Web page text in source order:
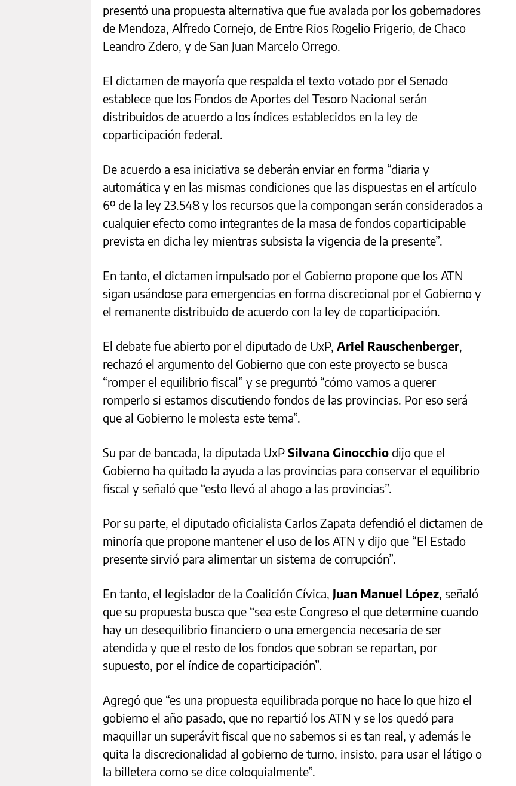
presentó una propuesta alternativa que fue avalada por los gobernadores
de Mendoza, Alfredo Cornejo, de Entre Rios Rogelio Frigerio, de Chaco
Leandro Zdero, y de San Juan Marcelo Orrego.
El dictamen de mayoría que respalda el texto votado por el Senado
establece que los Fondos de Aportes del Tesoro Nacional serán
distribuidos de acuerdo a los índices establecidos en la ley de
coparticipación federal.
De acuerdo a esa iniciativa se deberán enviar en forma “diaria y
automática y en las mismas condiciones que las dispuestas en el artículo
6º de la ley 23.548 y los recursos que la compongan serán considerados a
cualquier efecto como integrantes de la masa de fondos coparticipable
prevista en dicha ley mientras subsista la vigencia de la presente”.
En tanto, el dictamen impulsado por el Gobierno propone que los ATN
sigan usándose para emergencias en forma discrecional por el Gobierno y
el remanente distribuido de acuerdo con la ley de coparticipación.
El debate fue abierto por el diputado de UxP, Ariel Rauschenberger,
rechazó el argumento del Gobierno que con este proyecto se busca
“romper el equilibrio fiscal” y se preguntó “cómo vamos a querer
romperlo si estamos discutiendo fondos de las provincias. Por eso será
que al Gobierno le molesta este tema”.
Su par de bancada, la diputada UxP Silvana Ginocchio dijo que el
Gobierno ha quitado la ayuda a las provincias para conservar el equilibrio
fiscal y señaló que “esto llevó al ahogo a las provincias”.
Por su parte, el diputado oficialista Carlos Zapata defendió el dictamen de
minoría que propone mantener el uso de los ATN y dijo que “El Estado
presente sirvió para alimentar un sistema de corrupción”.
En tanto, el legislador de la Coalición Cívica, Juan Manuel López, señaló
que su propuesta busca que “sea este Congreso el que determine cuando
hay un desequilibrio financiero o una emergencia necesaria de ser
atendida y que el resto de los fondos que sobran se repartan, por
supuesto, por el índice de coparticipación”.
Agregó que “es una propuesta equilibrada porque no hace lo que hizo el
gobierno el año pasado, que no repartió los ATN y se los quedó para
maquillar un superávit fiscal que no sabemos si es tan real, y además le
quita la discrecionalidad al gobierno de turno, insisto, para usar el látigo o
la billetera como se dice coloquialmente”.